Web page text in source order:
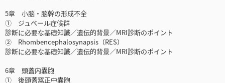
5章 小脳・脳幹の形成不全
① ジュベール症候群
診断に必要な基礎知識／遺伝的背景／MRI診断のポイント
② Rhombencephalosynapsis（RES）
診断に必要な基礎知識／遺伝的背景／MRI診断のポイント
6章 頭蓋内嚢胞
① 後頭蓋窩正中嚢胞